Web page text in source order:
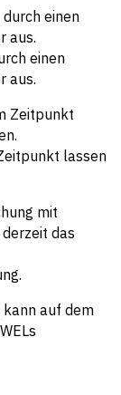
einen
aus.
lassen
auf dem